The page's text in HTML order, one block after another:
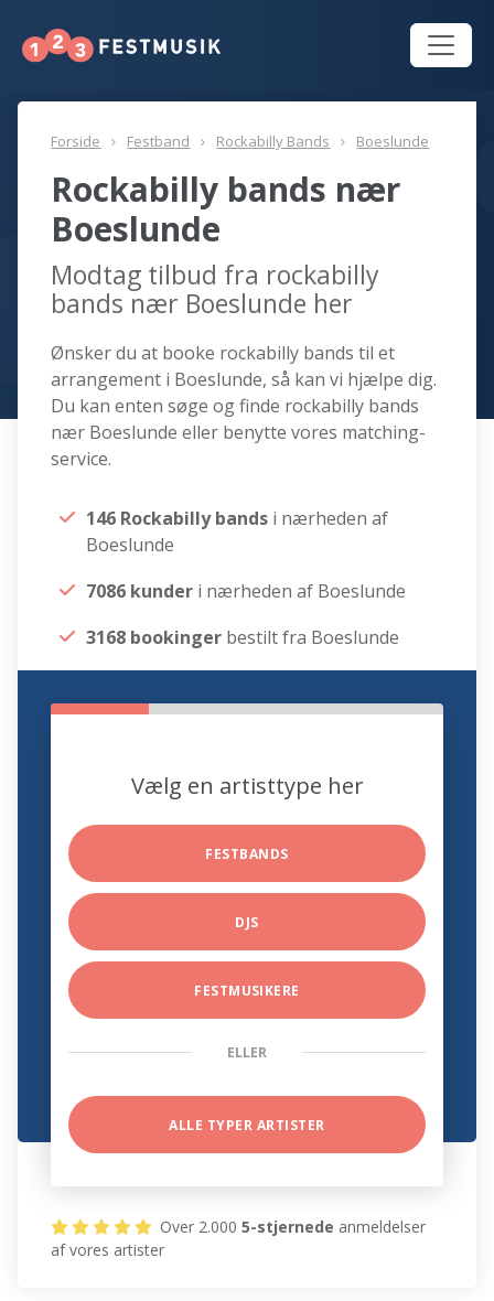
Forside Festband Rockabilly Bands Boeslunde
Rockabilly bands nær
Boeslunde
Modtag tilbud fra rockabilly
bands nær Boeslunde her
Ønsker du at booke rockabilly bands til et
arrangement i Boeslunde, så kan vi hjælpe dig.
Du kan enten søge og finde rockabilly bands
nær Boeslunde eller benytte vores matching-
service.
146 Rockabilly bands i nærheden af
Boeslunde
7086 kunder i nærheden af Boeslunde
3168 bookinger bestilt fra Boeslunde
Vælg en artisttype her
FESTBANDS
DJS
FESTMUSIKERE
ELLER
ALLE TYPER ARTISTER
Over 2.0005-stjernede anmeldelser
af vores artister